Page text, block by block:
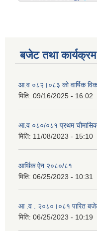
बजेट तथा कार्यक्रम
आ.व ०८२।०८३ को वार्षिक
मिति: 09/16/2025 - 16:02
आ.व ०८०/०८१ प्रथम
मिति: 11/08/2023 - 15:10
आर्थिक ऐन २०८०/८१
मिति: 06/25/2023 - 10:31
आ .व . २०८०।०८१ पारित
मिति: 06/25/2023 - 10:19